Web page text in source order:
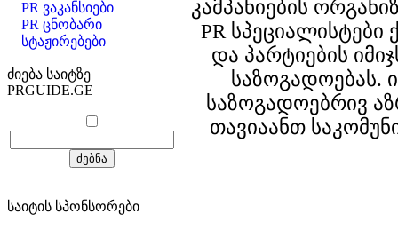
PR ვაკანსიები
PR ცნობარი
სტაჟირებები
ძიება საიტზე
PRGUIDE.GE
საიტის სპონსორები
კამპანიების
PR სპეციალისტები
და პარტიების
საზოგადოებას.
საზოგადოებრივ
თავიაანთ